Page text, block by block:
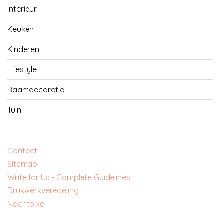
Interieur
Keuken
Kinderen
Lifestyle
Raamdecoratie
Tuin
Contact
Sitemap
Write for Us - Complete Guidelines
‎Drukwerkveredeling
‎Nachtpixel